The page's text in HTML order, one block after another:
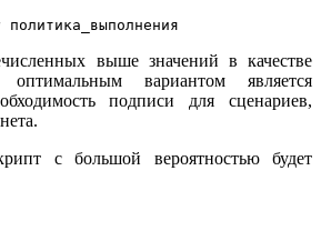
выше значений в качестве
вариантом является
подписи для сценариев,
с большой вероятностью будет